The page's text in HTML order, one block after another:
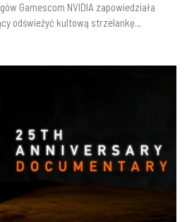
Gamescom NVIDIA zapowiedziała
odświeżyć kultową strzelankę…